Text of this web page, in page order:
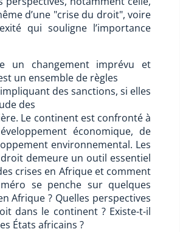
d’une "crise du droit", voire
qui souligne l’importance
un changement imprévu et
un ensemble de règles
des sanctions, si elles
des
Le continent est confronté à
économique, de
environnemental. Les
demeure un outil essentiel
crises en Afrique et comment
se penche sur quelques
Afrique ? Quelles perspectives
dans le continent ? Existe-t-il
États africains ?